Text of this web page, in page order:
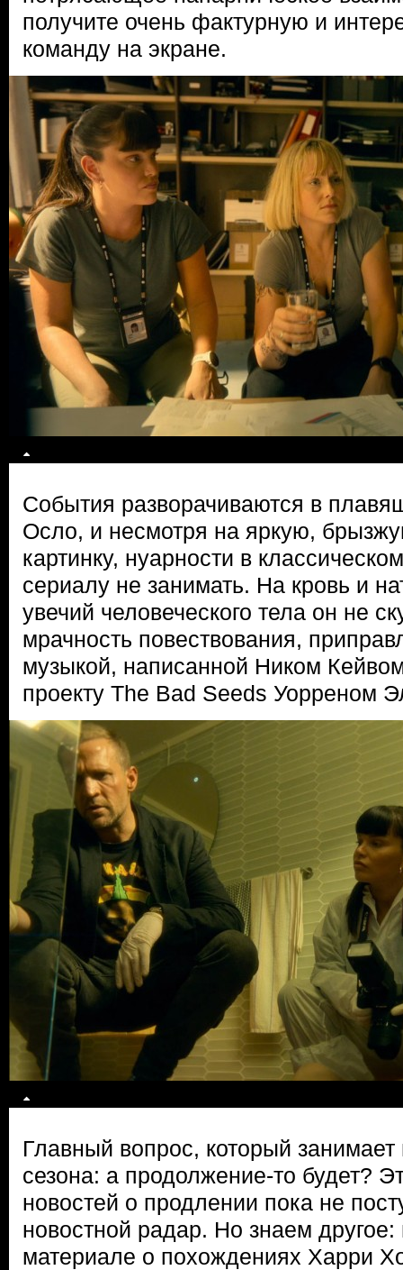
получите очень фактурную и
команду на экране.
События разворачиваются в
Осло, и несмотря на яркую,
картинку, нуарности в
сериалу не занимать. На кровь и
увечий человеческого тела он не
мрачность повествования,
музыкой, написанной Ником
проекту The Bad Seeds Уорреном
Главный вопрос, который занимает
сезона: а продолжение-то будет?
новостей о продлении пока не
новостной радар. Но знаем другое:
материале о похождениях Харри